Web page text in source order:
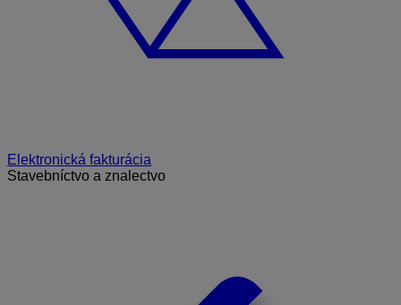
Elektronická fakturácia
Stavebníctvo a znalectvo